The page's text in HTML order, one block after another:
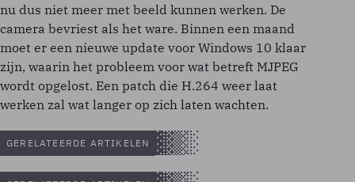
nu dus niet meer met beeld kunnen werken. De
camera bevriest als het ware. Binnen een maand
moet er een nieuwe update voor Windows 10 klaar
zijn, waarin het probleem voor wat betreft MJPEG
wordt opgelost. Een patch die H.264 weer laat
werken zal wat langer op zich laten wachten.
GERELATEERDE ARTIKELEN